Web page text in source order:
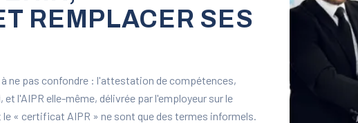
REMPLACER SES
ne pas confondre : l'attestation de compétences,
et l'AIPR elle-même, délivrée par l'employeur sur le
« certificat AIPR » ne sont que des termes informels.